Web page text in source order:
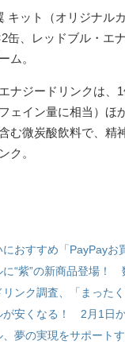
キット（オリジナル
缶、レッドブル・エ
ム。
ナジードリンクは、
ェイン量に相当）ほ
む微炭酸飲料で、精
ク。
におすすめ「PayPay
に“紫”の新商品登場！
リンク調査、「まった
が安くなる！ 2月1日
、夢の実現をサポート